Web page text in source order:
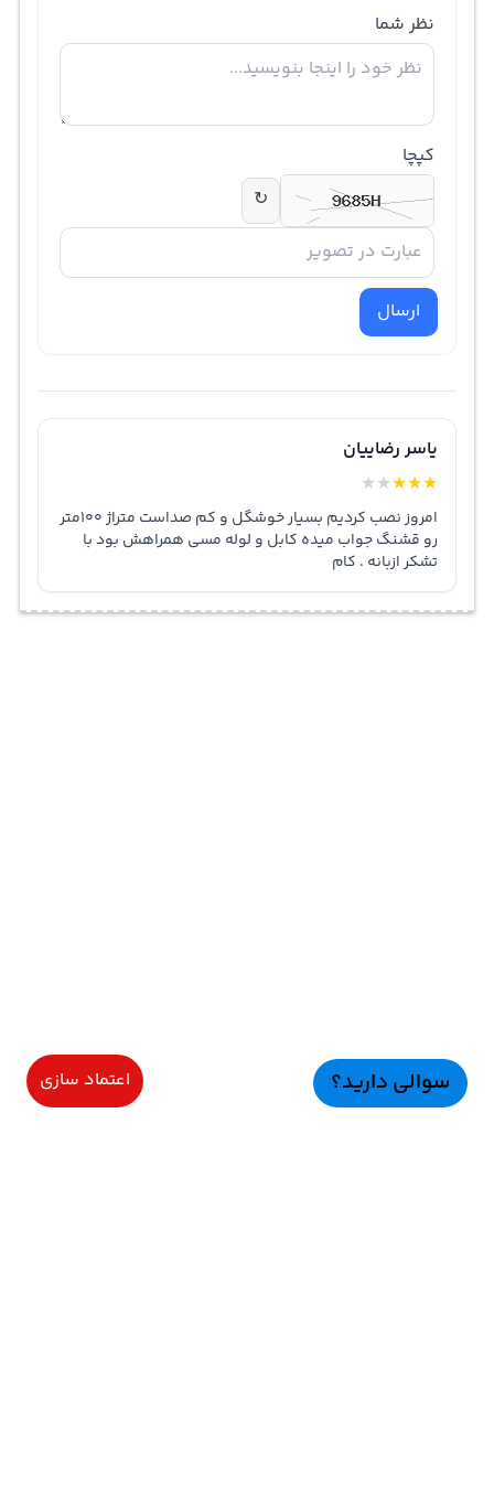
نظر شما
کپچا
↻
ارسال
یاسر رضاییان
★
★
★
★
★
امروز نصب کردیم بسیار خوشگل و کم صداست متراژ 100متر
رو قشنگ جواب میده کابل و لوله مسی همراهش بود با
تشکر ازبانه . کام
سوالی دارید؟ اعتماد سازی